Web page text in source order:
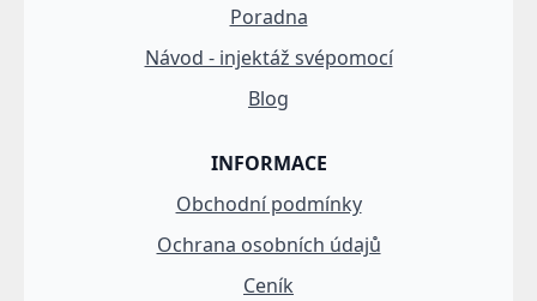
Poradna
Návod - injektáž svépomocí
Blog
INFORMACE
Obchodní podmínky
Ochrana osobních údajů
Ceník